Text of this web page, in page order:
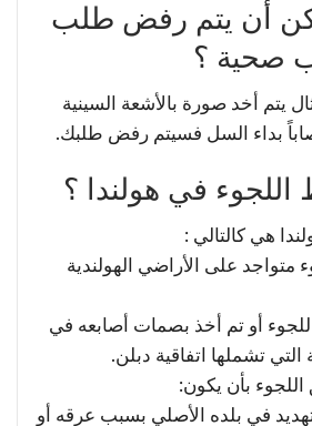
أن يتم رفض طلب
صحية ؟
يتم أخد صورة بالأشعة السينية
بداء السل فسيتم رفض طلبك.
في هولندا ؟
هي كالتالي :
متواجد على الأراضي الهولندية
للجوء أو تم أخذ بصمات أصابعه في
التي تشملها اتفاقية دبلن.
بأن يكون:
في بلده الأصلي بسبب عرقه أو